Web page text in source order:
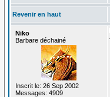
Revenir en haut
Niko
Barbare déchainé
Inscrit le: 26 Sep 2002
Messages: 4909